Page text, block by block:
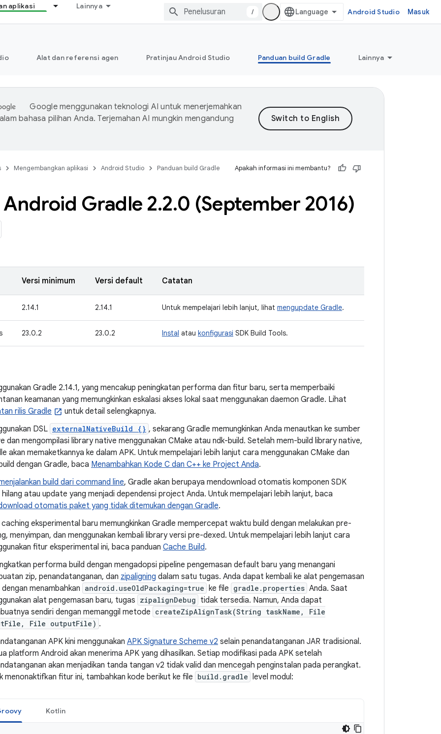
aplikasi Lainnya
/ Android Studio Masuk
Alat dan referensi agen Pratinjau Android Studio Panduan build Gradle Lainnya
Google menggunakan teknologi AI untuk menerjemahkan
bahasa pilihan Anda. Terjemahan AI mungkin mengandung
Mengembangkan aplikasi Android Studio Panduan build Gradle Apakah informasi ini membantu?
Android Gradle 2.2.0 (September 2016)
Versi minimum Versi default Catatan
2.14.1 2.14.1 Untuk mempelajari lebih lanjut, lihat mengupdate Gradle.
23.0.2 23.0.2 Instal atau konfigurasi SDK Build Tools.
Gradle 2.14.1, yang mencakup peningkatan performa dan fitur baru, serta memperbaiki
keamanan yang memungkinkan eskalasi akses lokal saat menggunakan daemon Gradle. Lihat
rilis Gradle
untuk detail selengkapnya.
DSL externalNativeBuild {} , sekarang Gradle memungkinkan Anda menautkan ke sumber
dan mengompilasi library native menggunakan CMake atau ndk-build. Setelah mem-build library native,
akan memaketkannya ke dalam APK. Untuk mempelajari lebih lanjut cara menggunakan CMake dan
dengan Gradle, baca Menambahkan Kode C dan C++ ke Project Anda.
build dari command line, Gradle akan berupaya mendownload otomatis komponen SDK
hilang atau update yang menjadi dependensi project Anda. Untuk mempelajari lebih lanjut, baca
otomatis paket yang tidak ditemukan dengan Gradle.
eksperimental baru memungkinkan Gradle mempercepat waktu build dengan melakukan pre-
menyimpan, dan menggunakan kembali library versi pre-dexed. Untuk mempelajari lebih lanjut cara
fitur eksperimental ini, baca panduan Cache Build.
performa build dengan mengadopsi pipeline pengemasan default baru yang menangani
zip, penandatanganan, dan zipaligning dalam satu tugas. Anda dapat kembali ke alat pengemasan
menambahkan android.useOldPackaging=true ke file gradle.properties Anda. Saat
alat pengemasan baru, tugas zipalignDebug tidak tersedia. Namun, Anda dapat
sendiri dengan memanggil metode createZipAlignTask(String taskName, File
File outputFile) .
APK kini menggunakan APK Signature Scheme v2 selain penandatanganan JAR tradisional.
platform Android akan menerima APK yang dihasilkan. Setiap modifikasi pada APK setelah
akan menjadikan tanda tangan v2 tidak valid dan mencegah penginstalan pada perangkat.
menonaktifkan fitur ini, tambahkan kode berikut ke file build.gradle level modul:
Kotlin